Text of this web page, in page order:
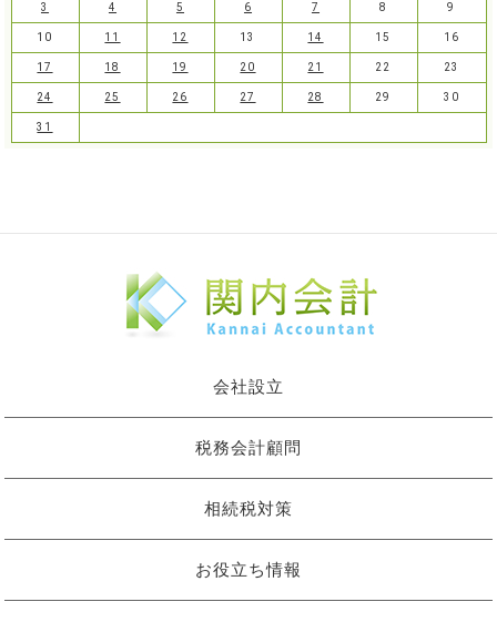
3 4 5 6 7 8 9
10 11 12 13 14 15 16
17 18 19 20 21 22 23
24 25 26 27 28 29 30
31
会社設立
税務会計顧問
相続税対策
お役立ち情報